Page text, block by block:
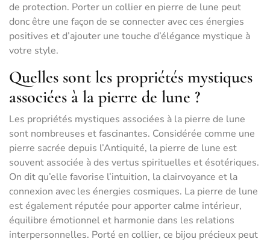
de protection. Porter un collier en pierre de lune peut
donc être une façon de se connecter avec ces énergies
positives et d’ajouter une touche d’élégance mystique à
votre style.
Quelles sont les propriétés mystiques
associées à la pierre de lune ?
Les propriétés mystiques associées à la pierre de lune
sont nombreuses et fascinantes. Considérée comme une
pierre sacrée depuis l’Antiquité, la pierre de lune est
souvent associée à des vertus spirituelles et ésotériques.
On dit qu’elle favorise l’intuition, la clairvoyance et la
connexion avec les énergies cosmiques. La pierre de lune
est également réputée pour apporter calme intérieur,
équilibre émotionnel et harmonie dans les relations
interpersonnelles. Porté en collier, ce bijou précieux peut